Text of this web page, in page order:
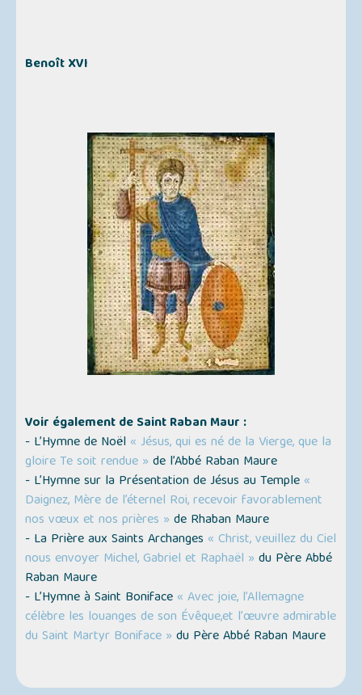
Benoît XVI
Voir également de Saint Raban Maur :
- L’Hymne de Noël « Jésus, qui es né de la Vierge, que la
gloire Te soit rendue » de l’Abbé Raban Maure
- L’Hymne sur la Présentation de Jésus au Temple «
Daignez, Mère de l’éternel Roi, recevoir favorablement
nos vœux et nos prières » de Rhaban Maure
- La Prière aux Saints Archanges « Christ, veuillez du Ciel
nous envoyer Michel, Gabriel et Raphaël » du Père Abbé
Raban Maure
- L’Hymne à Saint Boniface « Avec joie, l’Allemagne
célèbre les louanges de son Évêque,et l’œuvre admirable
du Saint Martyr Boniface » du Père Abbé Raban Maure